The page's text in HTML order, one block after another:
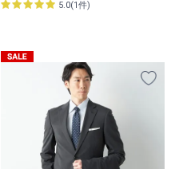
5.0(1件)